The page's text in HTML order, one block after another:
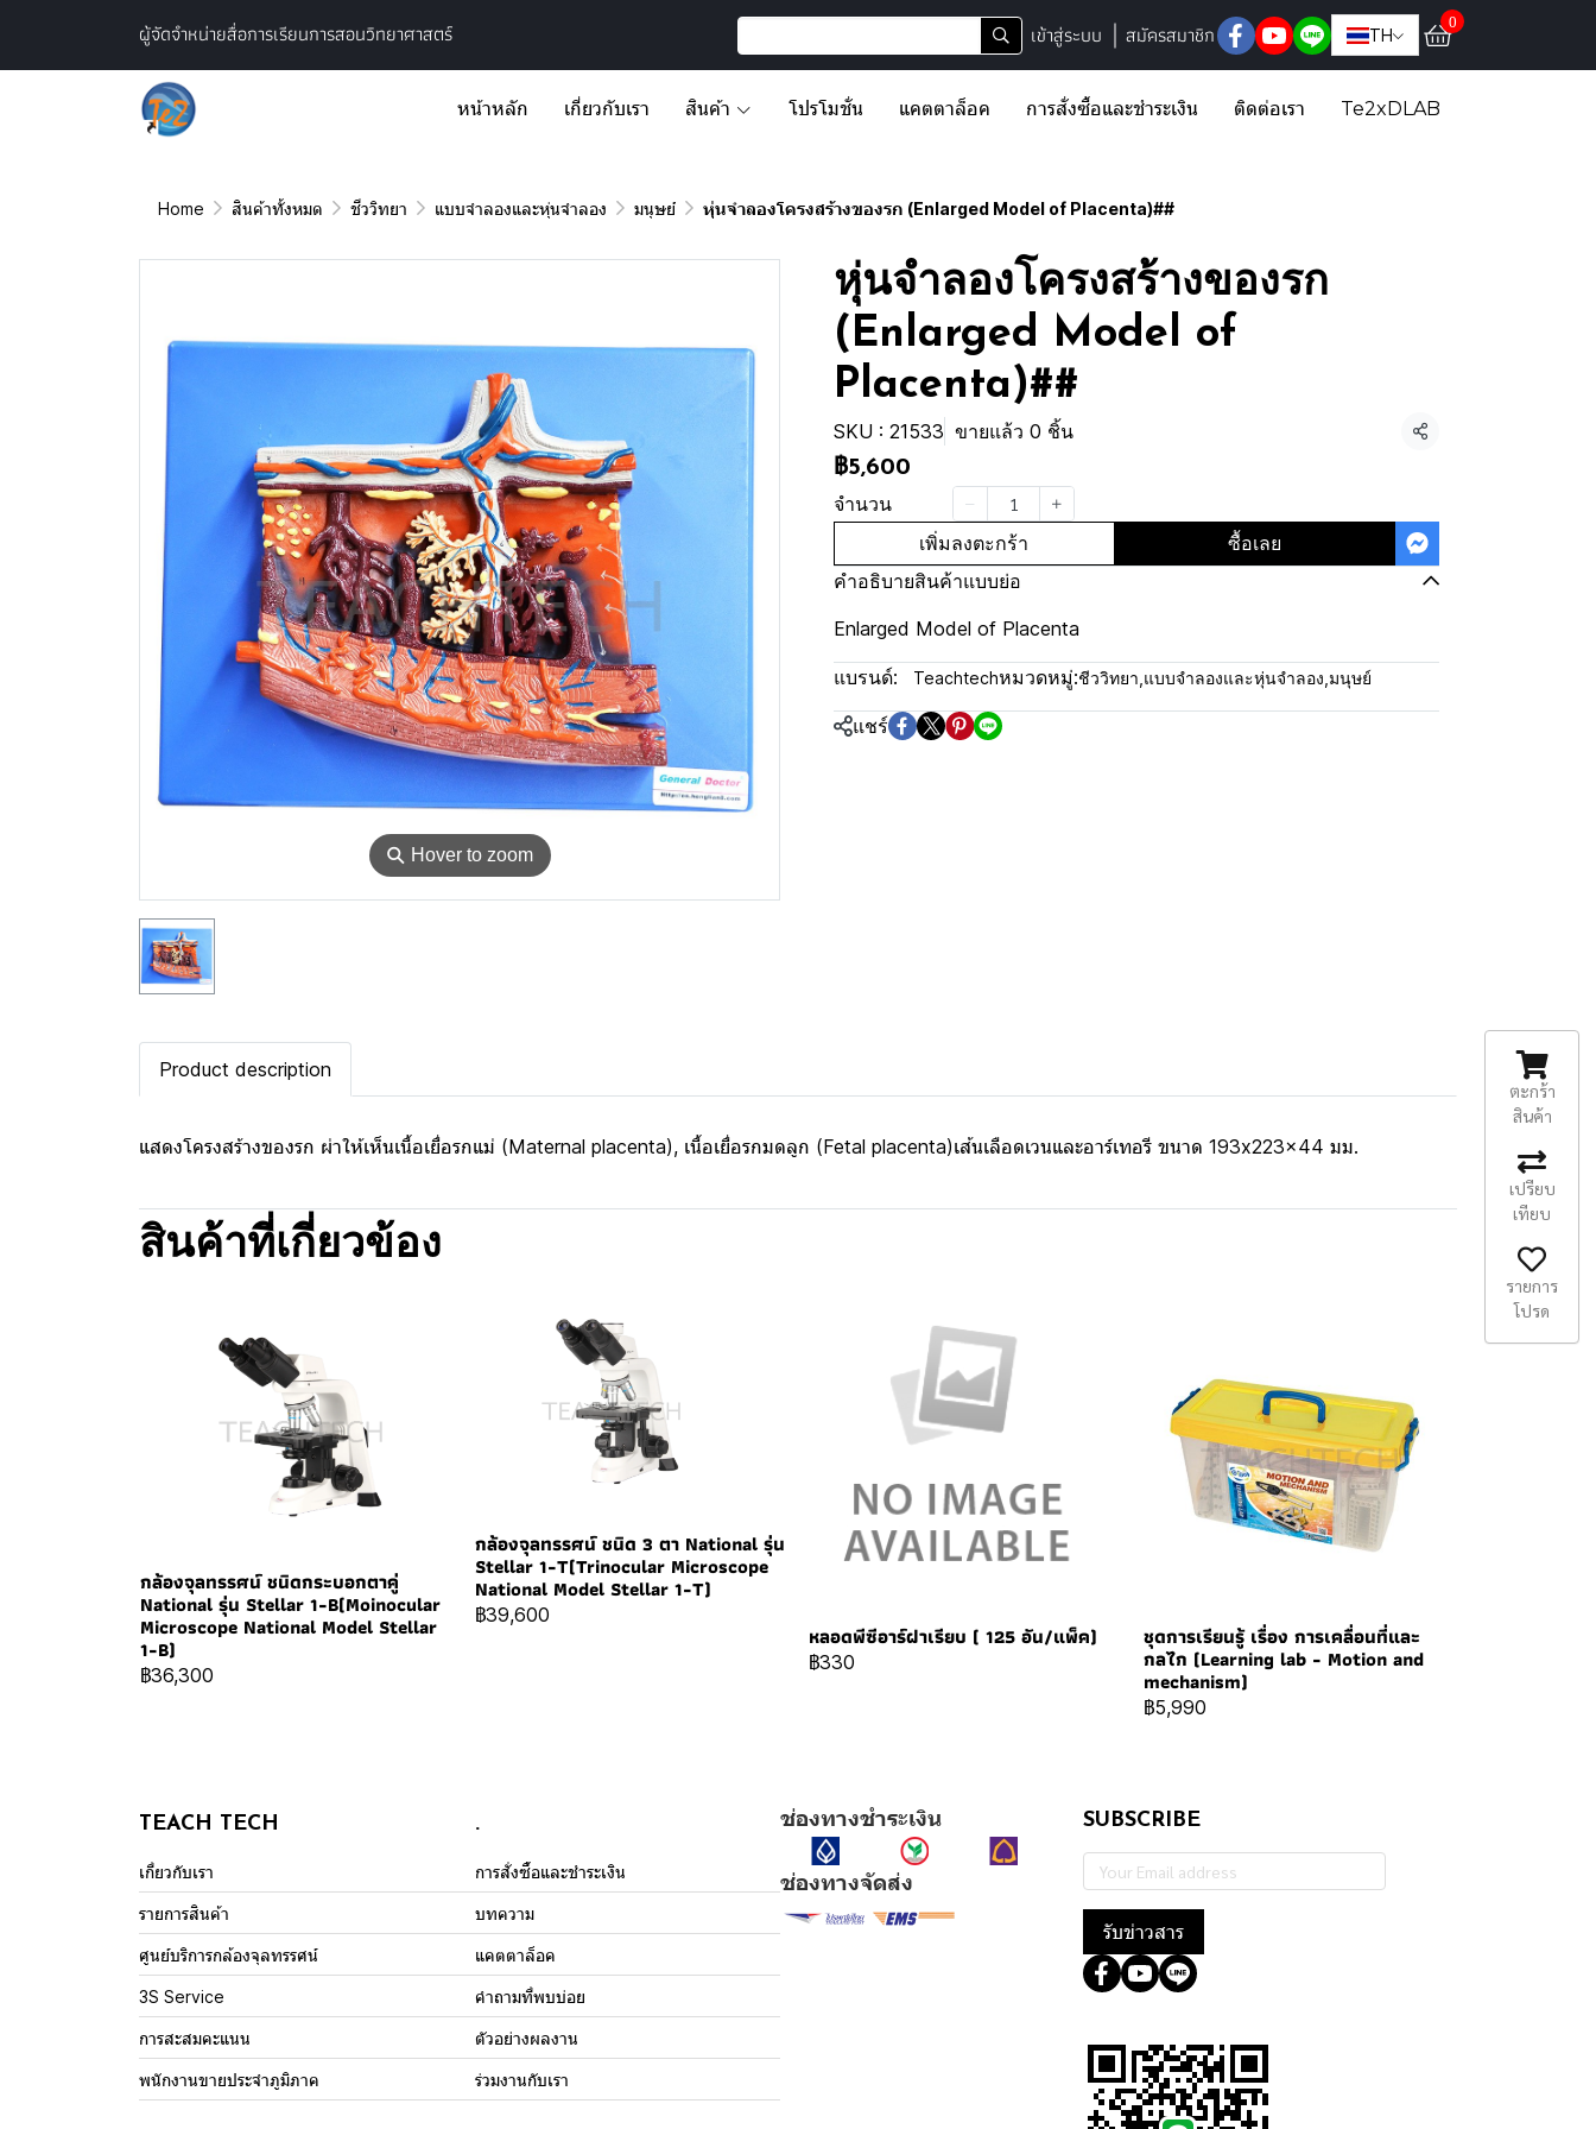
ผู้จัดจำหน่ายสื่อการเรียนการสอนวิทยาศาสตร์ เข้าสู่ระบบ สมัครสมาชิก TH
0
หน้าหลัก เกี่ยวกับเรา สินค้า โปรโมชั่น แคตตาล็อค การสั่งซื้อและชำระเงิน ติดต่อเรา Te2xDLAB
Home สินค้าทั้งหมด ชีววิทยา แบบจำลองและหุ่นจำลอง มนุษย์ หุ่นจำลองโครงสร้างของรก (Enlarged Model of Placenta)##
⚲ Hover to zoom
หุ่นจำลองโครงสร้างของรก
(Enlarged Model of
Placenta)##
SKU : 21533 ขายแล้ว 0 ชิ้น
แชร์
฿5,600
จำนวน
เพิ่มลงตะกร้า
ซื้อเลย
คำอธิบายสินค้าแบบย่อ
Enlarged Model of Placenta
แบรนด์: Teachtechหมวดหมู่:ชีววิทยา แบบจำลองและหุ่นจำลอง มนุษย์
แชร์
Product description
แสดงโครงสร้างของรก ผ่าให้เห็นเนื้อเยื่อรกแม่ (Maternal placenta), เนื้อเยื่อรกมดลูก (Fetal placenta)เส้นเลือดเวนและอาร์เทอรี ขนาด 193x223x44 มม.
สินค้าที่เกี่ยวข้อง
กล้องจุลทรรศน์ ชนิดกระบอกตาคู่
National รุ่น Stellar 1-B(Moinocular
Microscope National Model Stellar
1-B)
฿36,300
กล้องจุลทรรศน์ ชนิด 3 ตา National รุ่น
Stellar 1-T(Trinocular Microscope
National Model Stellar 1-T)
฿39,600
หลอดพีซีอาร์ฝาเรียบ ( 125 อัน/แพ็ค)
฿330
ชุดการเรียนรู้ เรื่อง การเคลื่อนที่และ
กลไก (Learning lab - Motion and
mechanism)
฿5,990
TEACH TECH
เกี่ยวกับเรา
รายการสินค้า
ศูนย์บริการกล้องจุลทรรศน์
3S Service
การสะสมคะแนน
พนักงานขายประจำภูมิภาค
.
การสั่งซื้อและชำระเงิน
บทความ
แคตตาล็อค
คำถามที่พบบ่อย
ตัวอย่างผลงาน
ร่วมงานกับเรา
ช่องทางชำระเงิน
ช่องทางจัดส่ง
SUBSCRIBE
รับข่าวสาร
ตะกร้า
สินค้า
เปรียบ
เทียบ
รายการ
โปรด